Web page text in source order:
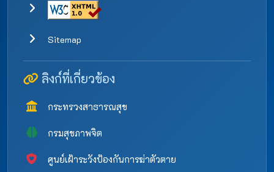
Sitemap
ลิงก์ที่เกี่ยวข้อง
กระทรวงสาธารณสุข
กรมสุขภาพจิต
ศูนย์เฝ้าระวังป้องกันการฆ่าตัวตาย